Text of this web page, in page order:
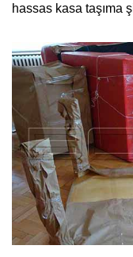
hassas kasa taşıma